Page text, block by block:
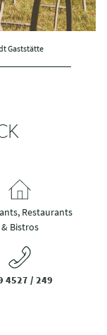
Gaststätte
Restaurants
& Bistros
4527 / 249